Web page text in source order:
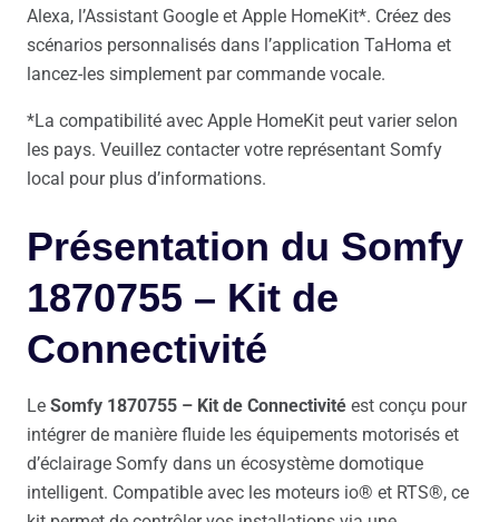
Alexa, l’Assistant Google et Apple HomeKit*. Créez des
scénarios personnalisés dans l’application TaHoma et
lancez-les simplement par commande vocale.
*La compatibilité avec Apple HomeKit peut varier selon
les pays. Veuillez contacter votre représentant Somfy
local pour plus d’informations.
Présentation du Somfy
1870755 – Kit de
Connectivité
Le Somfy 1870755 – Kit de Connectivité est conçu pour
intégrer de manière fluide les équipements motorisés et
d’éclairage Somfy dans un écosystème domotique
intelligent. Compatible avec les moteurs io® et RTS®, ce